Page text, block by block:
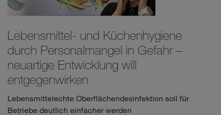
Lebensmittel- und Küchenhygiene
durch Personalmangel in Gefahr –
neuartige Entwicklung will
entgegenwirken
Lebensmittelechte Oberflächendesinfektion soll für
Betriebe deutlich einfacher werden